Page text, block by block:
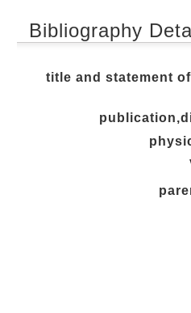
Bibliography
title and statement